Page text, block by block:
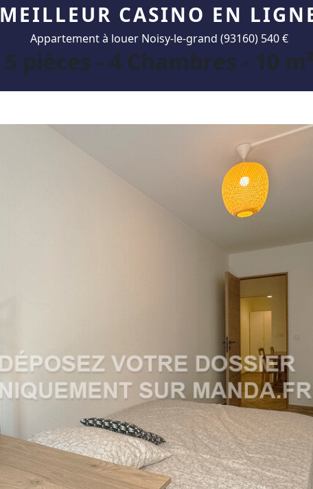
MEILLEUR CASINO EN
Appartement à louer Noisy-le-grand (93160) 540 €
5 pièces - 4 Chambres - 10 m²